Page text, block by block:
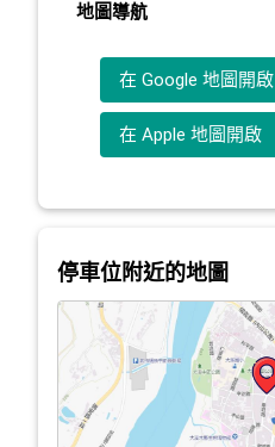
地圖導航
在 Google 地圖開啟
在 Apple 地圖開啟
停車位附近的地圖